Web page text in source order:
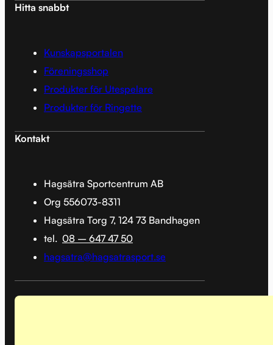
Hitta snabbt
Kunskapsportalen
Föreningsshop
Produkter för Utespelare
Produkter för Ringette
Kontakt
Hagsätra Sportcentrum AB
Org 556073-8311
Hagsätra Torg 7, 124 73 Bandhagen
tel. 08 – 647 47 50
hagsatra@hagsatrasport.se